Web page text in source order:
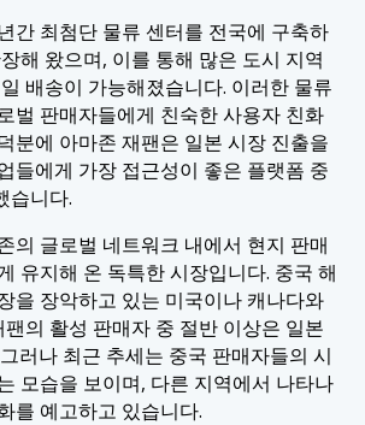
간 최첨단 물류 센터를 전국에 구축하
해 왔으며, 이를 통해 많은 도시 지역
배송이 가능해졌습니다. 이러한 물류
벌 판매자들에게 친숙한 사용자 친화
분에 아마존 재팬은 일본 시장 진출을
들에게 가장 접근성이 좋은 플랫폼 중
습니다.
의 글로벌 네트워크 내에서 현지 판매
유지해 온 독특한 시장입니다. 중국 해
을 장악하고 있는 미국이나 캐나다와
의 활성 판매자 중 절반 이상은 일본
러나 최근 추세는 중국 판매자들의 시
모습을 보이며, 다른 지역에서 나타나
를 예고하고 있습니다.